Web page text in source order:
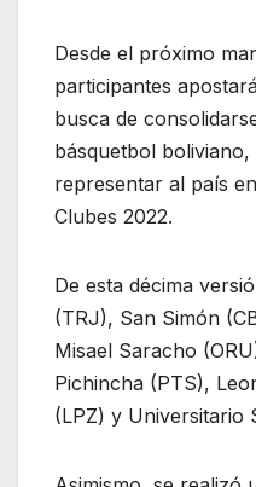
Desde el próximo
participantes
busca de
básquetbol
representar al país
Clubes 2022.
De esta décima
(TRJ), San Simón
Misael Saracho
Pichincha (PTS),
(LPZ) y Universitario